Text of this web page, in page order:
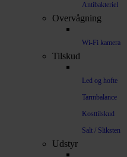
Antibakteriel
Overvågning
Wi-Fi kamera
Tilskud
Led og hofte
Tarmbalance
Kosttilskud
Salt / Sliksten
Udstyr